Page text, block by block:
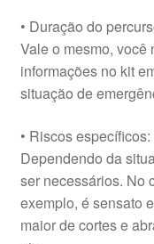
• Duração do
Vale o mesmo, você
informações no kit
situação de
• Riscos específicos:
Dependendo da
ser necessários. No
exemplo, é sensato
maior de cortes e